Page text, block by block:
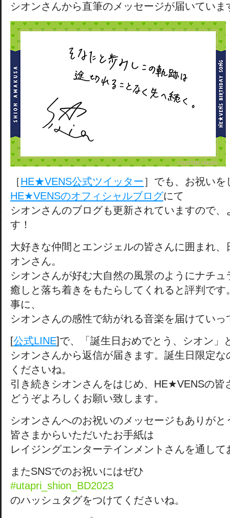
シオンさんから直筆のメッセージが届いていま
［HE★VENS公式ツイッター］でも、お祝いを
HE★VENSのオフィシャルブログにて
シオンさんのブログも更新されていますので
す！
大好きな仲間とエンジェルの皆さんに囲まれ
オンさん。
シオンさんが好む大自然の風景のようにナチュ
癒しと落ち着きをもたらしてくれると評判で
事に、
シオンさんの感性で紡がれる音楽を届けていっ
[公式LINE]で、「誕生日おめでとう、シオン」
シオンさんから返信が届きます。誕生日限定
くださいね。
引き続きシオンさんをはじめ、HE★VENSの皆
どうぞよろしくお願い致します。
シオンさんへのお祝いのメッセージもありがと
皆さまからいただいたお手紙は
レイジングエンターテインメントさんを通して
またSNSでのお祝いにはぜひ
#utapri_shion_BD2023
のハッシュタグをつけてくださいね。